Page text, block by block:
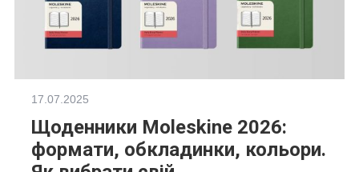
17.07.2025
Щоденники Moleskine 2026:
формати, обкладинки, кольори.